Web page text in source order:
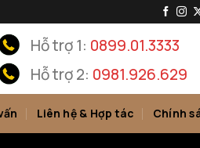
Hỗ trợ 1: 0899.01.3333
Hỗ trợ 2: 0981.926.629
Liên hệ & Hợp tác Chính